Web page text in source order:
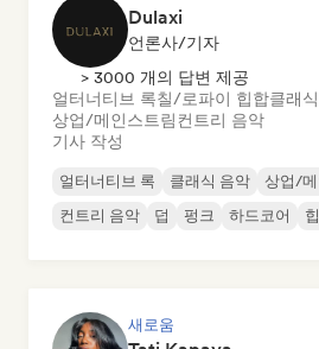
Dulaxi
언론사/기자
> 3000 개의 답변 제공
얼터너티브 록칠/로파이 힙합클래
상업/메인스트림컨트리 음악
기사 작성
얼터너티브 록 클래식 음악
상업/메
컨트리 음악
덥 펑크 하드코어
새로움